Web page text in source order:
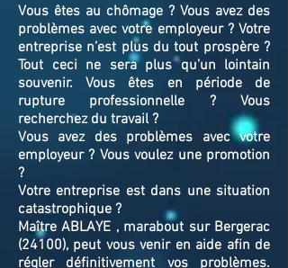
Vous êtes au chômage ? Vous avez des
problèmes avec votre employeur ? Votre
entreprise n’est plus du tout prospère ?
Tout ceci ne sera plus qu’un lointain
souvenir. Vous êtes en période de
rupture professionnelle ? Vous
recherchez du travail ?
Vous avez des problèmes avec votre
employeur ? Vous voulez une promotion
?
Votre entreprise est dans une situation
catastrophique ?
Maître ABLAYE , marabout sur Bergerac
(24100), peut vous venir en aide afin de
régler définitivement vos problèmes.